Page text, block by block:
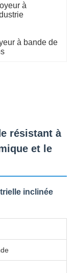
à
à bande de
résistant à
et le
inclinée